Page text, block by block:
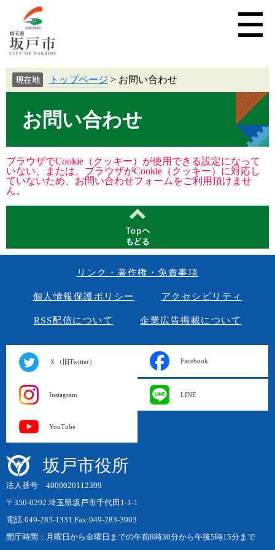
トップページ > お問い合わせ
お問い合わせ
ブラウザでCookie（クッキー）が使用できる設定になって
いない、または、ブラウザがCookie（クッキー）に対応し
ていないため、お問い合わせフォームをご利用頂けませ
ん。
リンク・著作権・免責事項
個人情報保護ポリシー アクセシビリティ
RSS配信について 企業広告掲載について
Ｘ（旧Twitter） Facebook
Instagram LINE
YouTube
坂戸市役所
法人番号 4000020112399
〒350-0292 埼玉県坂戸市千代田1-1-1
電話:049-283-1331 Fax:049-283-3903
開庁時間：月曜日から金曜日までの午前8時30分から午後5時15分まで